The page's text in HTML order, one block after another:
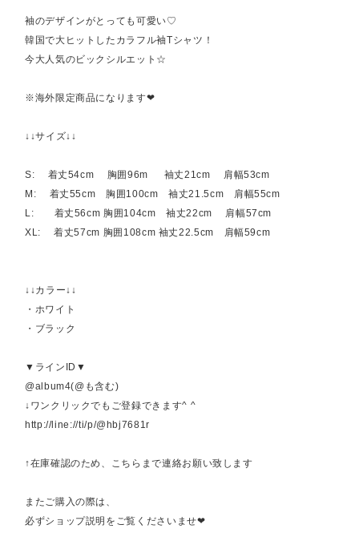
袖のデザインがとっても可愛い♡
韓国で大ヒットしたカラフル袖Tシャツ！
今大人気のビックシルエット☆
※海外限定商品になります❤︎
↓↓サイズ↓↓
S: 着丈54cm 胸囲96m 袖丈21cm 肩幅53cm
M: 着丈55cm 胸囲100cm 袖丈21.5cm 肩幅55cm
L: 着丈56cm 胸囲104cm 袖丈22cm 肩幅57cm
XL: 着丈57cm 胸囲108cm 袖丈22.5cm 肩幅59cm
↓↓カラー↓↓
・ホワイト
・ブラック
▼ラインID▼
@album4(@も含む)
↓ワンクリックでもご登録できます^ ^
http://line://ti/p/@hbj7681r
↑在庫確認のため、こちらまで連絡お願い致します
またご購入の際は、
必ずショップ説明をご覧くださいませ❤︎